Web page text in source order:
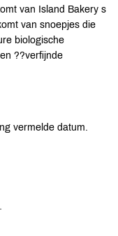
van Island Bakery s
van snoepjes die
biologische
??verfijnde
vermelde datum.